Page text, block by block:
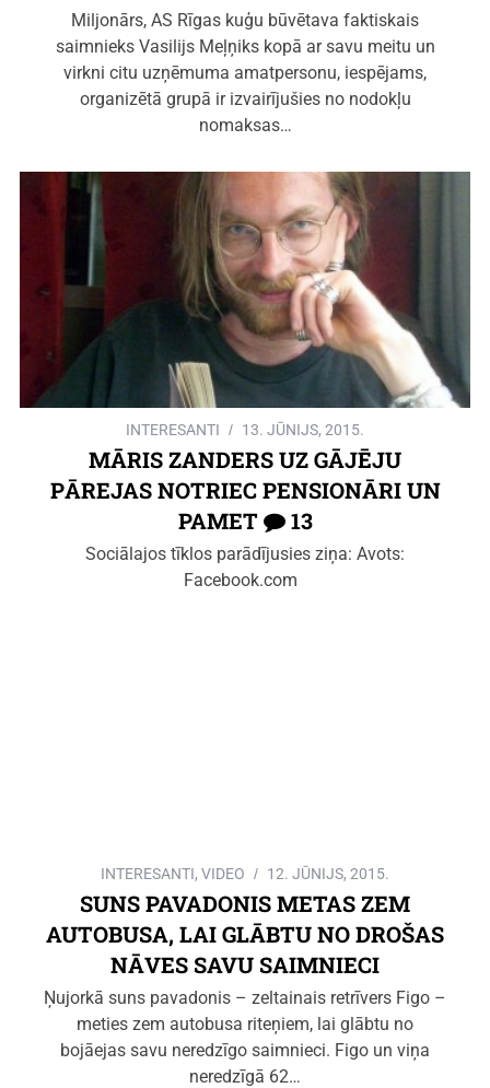
Miljonārs, AS Rīgas kuģu būvētava faktiskais
saimnieks Vasilijs Meļņiks kopā ar savu meitu un
virkni citu uzņēmuma amatpersonu, iespējams,
organizētā grupā ir izvairījušies no nodokļu
nomaksas…
INTERESANTI 13. JŪNIJS, 2015.
MĀRIS ZANDERS UZ GĀJĒJU
PĀREJAS NOTRIEC PENSIONĀRI UN
PAMET
13
Sociālajos tīklos parādījusies ziņa: Avots:
Facebook.com
INTERESANTI, VIDEO 12. JŪNIJS, 2015.
SUNS PAVADONIS METAS ZEM
AUTOBUSA, LAI GLĀBTU NO DROŠAS
NĀVES SAVU SAIMNIECI
Ņujorkā suns pavadonis – zeltainais retrīvers Figo –
meties zem autobusa riteņiem, lai glābtu no
bojāejas savu neredzīgo saimnieci. Figo un viņa
neredzīgā 62…